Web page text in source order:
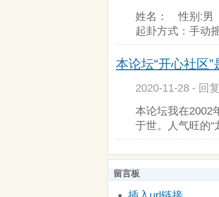
姓名： 性别:男
起卦方式：手动
本论坛“开心社区
2020-11-28 - 回
本论坛我在2002
于世。人气旺的“
留言板